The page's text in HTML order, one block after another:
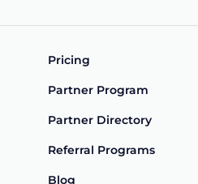
Pricing
Partner Program
Partner Directory
Referral Programs
Blog